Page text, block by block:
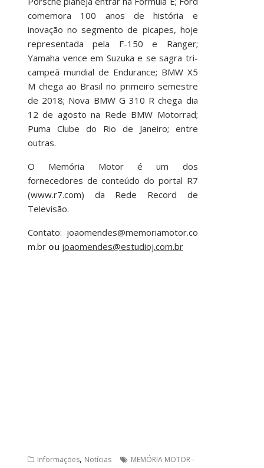
comemora 100 anos de história e
inovação no segmento de picapes, hoje
representada pela F-150 e Ranger;
Yamaha vence em Suzuka e se sagra tri-
campeã mundial de Endurance; BMW X5
M chega ao Brasil no primeiro semestre
de 2018; Nova BMW G 310 R chega dia
12 de agosto na Rede BMW Motorrad;
Puma Clube do Rio de Janeiro; entre
outras.
O Memória Motor é um dos
fornecedores de conteúdo do portal R7
(www.r7.com) da Rede Record de
Televisão.
Contato: joaomendes@memoriamotor.co
m.brou joaomendes@estudioj.com.br
Informações, Notícias MEMÓRIA MOTOR -